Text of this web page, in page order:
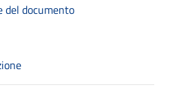
del documento